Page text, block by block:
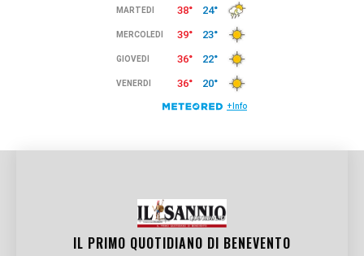
IL PRIMO QUOTIDIANO DI BENEVENTO